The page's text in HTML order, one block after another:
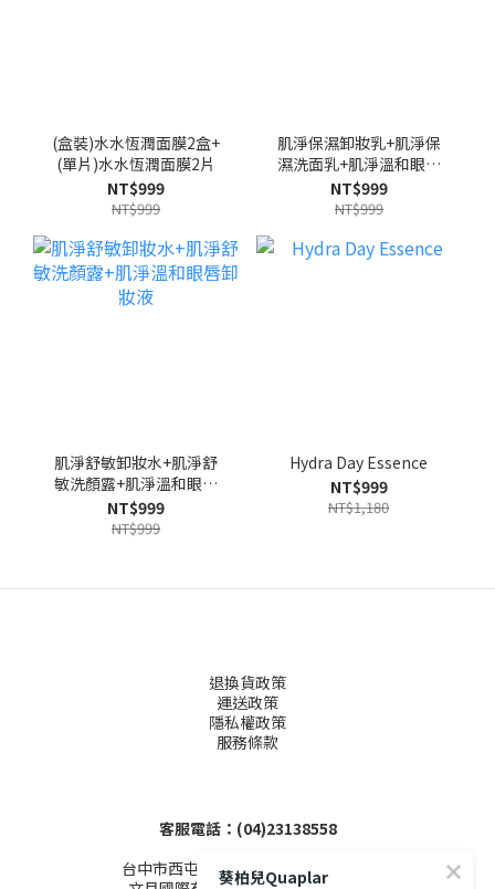
(盒裝)水水恆潤面膜2盒+
(單片)水水恆潤面膜2片
NT$999
NT$999
肌淨保濕卸妝乳+肌淨保
濕洗面乳+肌淨溫和眼唇
卸妝液
NT$999
NT$999
肌淨舒敏卸妝水+肌淨舒
敏洗顏露+肌淨溫和眼唇
卸妝液
NT$999
NT$999
Hydra Day Essence
NT$999
NT$1,180
退換貨政策
運送政策
隱私權政策
服務條款
客服電話：(04)23138558
台中市西屯區文心路三段155-1號4樓
葵柏兒Quaplar